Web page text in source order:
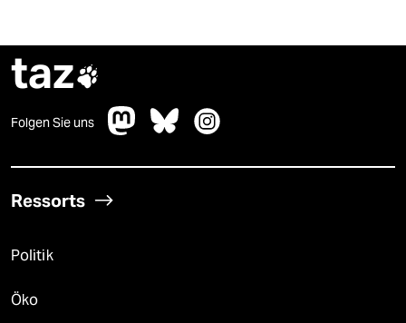
taz
Folgen Sie uns
Ressorts
Politik
Öko